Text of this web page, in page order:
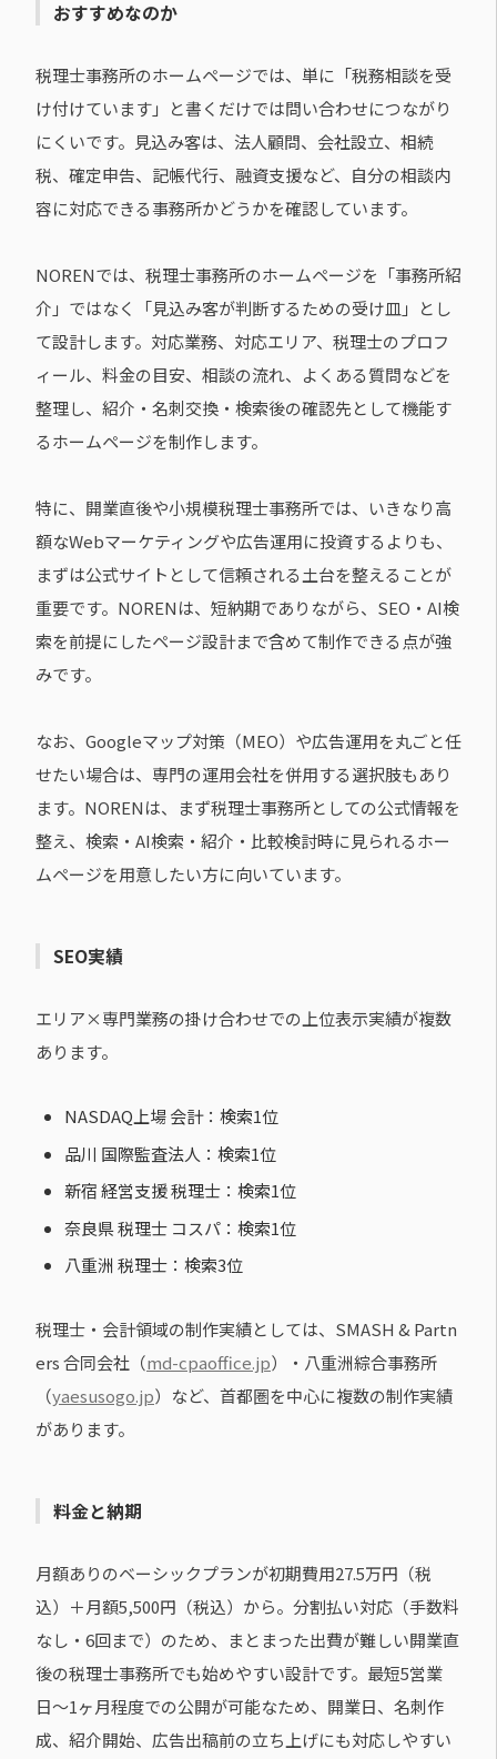
おすすめなのか
税理士事務所のホームページでは、単に「税務相談を受
け付けています」と書くだけでは問い合わせにつながり
にくいです。見込み客は、法人顧問、会社設立、相続
税、確定申告、記帳代行、融資支援など、自分の相談内
容に対応できる事務所かどうかを確認しています。
NORENでは、税理士事務所のホームページを「事務所紹
介」ではなく「見込み客が判断するための受け皿」とし
て設計します。対応業務、対応エリア、税理士のプロフ
ィール、料金の目安、相談の流れ、よくある質問などを
整理し、紹介・名刺交換・検索後の確認先として機能す
るホームページを制作します。
特に、開業直後や小規模税理士事務所では、いきなり高
額なWebマーケティングや広告運用に投資するよりも、
まずは公式サイトとして信頼される土台を整えることが
重要です。NORENは、短納期でありながら、SEO・AI検
索を前提にしたページ設計まで含めて制作できる点が強
みです。
なお、Googleマップ対策（MEO）や広告運用を丸ごと任
せたい場合は、専門の運用会社を併用する選択肢もあり
ます。NORENは、まず税理士事務所としての公式情報を
整え、検索・AI検索・紹介・比較検討時に見られるホー
ムページを用意したい方に向いています。
SEO実績
エリア×専門業務の掛け合わせでの上位表示実績が複数
あります。
NASDAQ上場 会計：検索1位
品川 国際監査法人：検索1位
新宿 経営支援 税理士：検索1位
奈良県 税理士 コスパ：検索1位
八重洲 税理士：検索3位
税理士・会計領域の制作実績としては、SMASH & Partn
ers 合同会社（md-cpaoffice.jp）・八重洲綜合事務所
（yaesusogo.jp）など、首都圏を中心に複数の制作実績
があります。
料金と納期
月額ありのベーシックプランが初期費用27.5万円（税
込）＋月額5,500円（税込）から。分割払い対応（手数料
なし・6回まで）のため、まとまった出費が難しい開業直
後の税理士事務所でも始めやすい設計です。最短5営業
日〜1ヶ月程度での公開が可能なため、開業日、名刺作
成、紹介開始、広告出稿前の立ち上げにも対応しやすい